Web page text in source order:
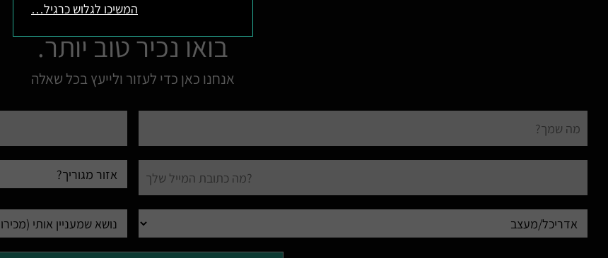
בואו נכיר טוב יותר.
אנחנו כאן כדי לעזור ולייעץ בכל שאלה
מלא
עיר
מגורים
המשיכו לגלוש כרגיל…